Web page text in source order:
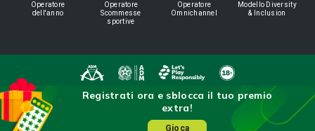
Registrati ora e sblocca il tuo premio
extra!
Gioca
Operatore
dell'anno
Operatore
Scommesse
sportive
Operatore
Omnichannel
Modello Diversity
& Inclusion
IL GIOCO È VIETATO AI MINORI
E PUÒ CAUSARE DIPENDENZA PATOLOGICA
Sisal Italia S.p.A. - Via Ugo Bassi 6, 20159 Milano - P.I. 02433760135 - Conc.